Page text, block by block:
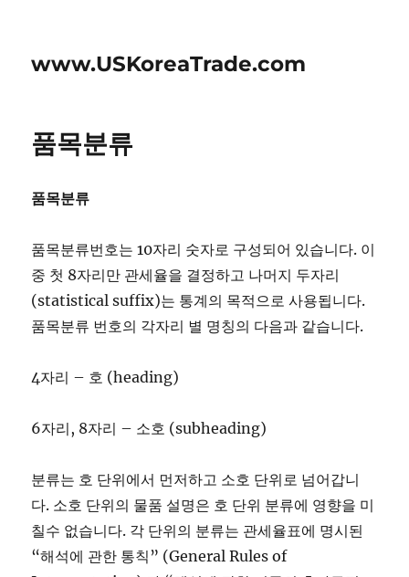
www.USKoreaTrade.com
품목분류
품목분류
품목분류번호는 10자리 숫자로 구성되어 있습니다. 이
중 첫 8자리만 관세율을 결정하고 나머지 두자리
(statistical suffix)는 통계의 목적으로 사용됩니다.
품목분류 번호의 각자리 별 명칭의 다음과 같습니다.
4자리 – 호 (heading)
6자리, 8자리 – 소호 (subheading)
분류는 호 단위에서 먼저하고 소호 단위로 넘어갑니
다. 소호 단위의 물품 설명은 호 단위 분류에 영향을 미
칠수 없습니다. 각 단위의 분류는 관세율표에 명시된
“해석에 관한 통칙” (General Rules of